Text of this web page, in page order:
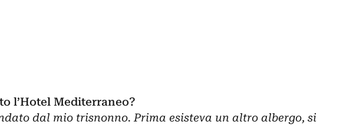
l’Hotel Mediterraneo?
dal mio trisnonno. Prima esisteva un altro albergo, si